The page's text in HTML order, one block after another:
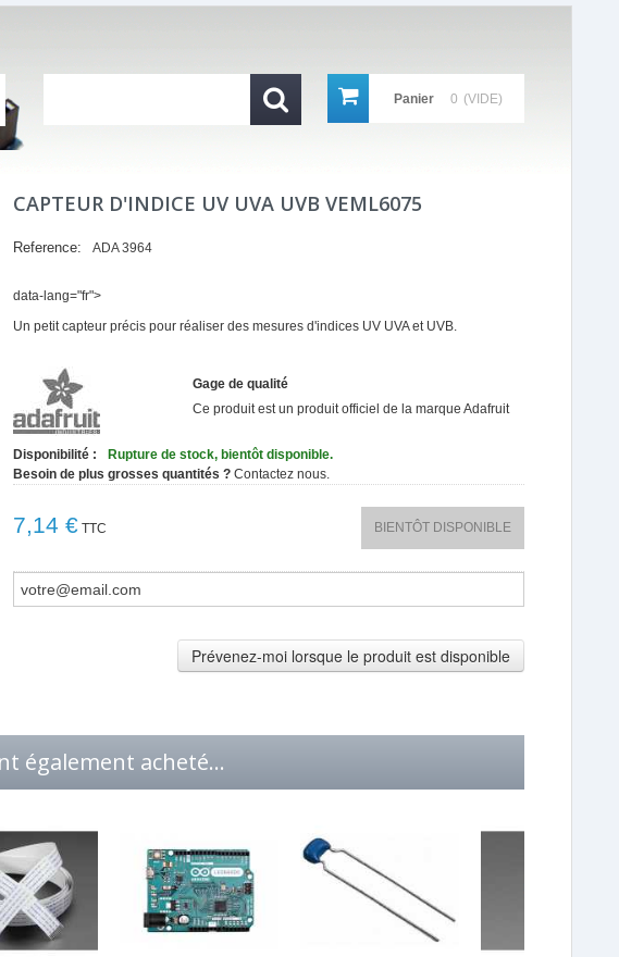
Panier 0 (VIDE)
CAPTEUR D'INDICE UV UVA UVB VEML6075
Reference: ADA 3964
data-lang="fr">
Un petit capteur précis pour réaliser des mesures d'indices UV UVA et UVB.
Gage de qualité
Ce produit est un produit officiel de la marque Adafruit
Disponibilité :
Rupture de stock, bientôt disponible.
Besoin de plus grosses quantités ? Contactez nous.
7,14 € TTC BIENTÔT DISPONIBLE
Prévenez-moi lorsque le produit est disponible
également acheté...